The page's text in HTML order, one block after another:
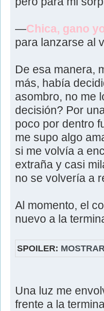
—Chica, gano
para lanzarse al
De esa manera,
más, había
asombro, no me
decisión? Por
poco por dentro
me supo algo
si me volvía a
extraña y casi
no se volvería a
Al momento, el
nuevo a la
SPOILER: MOSTRAR
Una luz me
frente a la